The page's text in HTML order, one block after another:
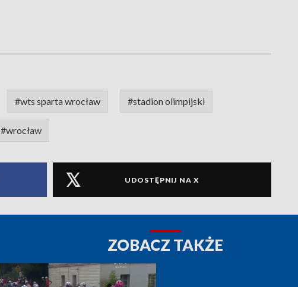
#wts sparta wrocław #stadion olimpijski
#wrocław
UDOSTĘPNIJ NA X
ZOBACZ TAKŻE